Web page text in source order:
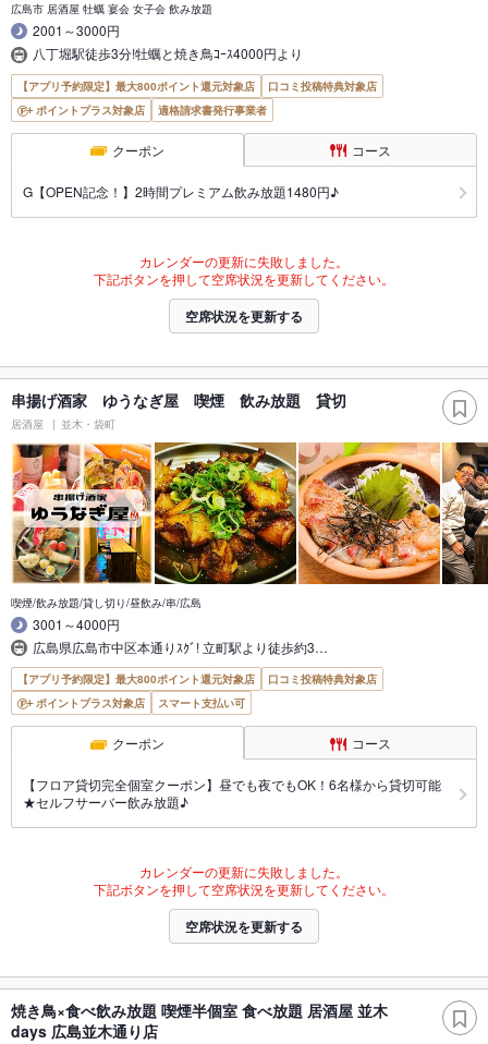
広島市 居酒屋 牡蠣 宴会 女子会 飲み放題
2001～3000円
八丁堀駅徒歩3分!牡蠣と焼き鳥ｺｰｽ4000円より
【アプリ予約限定】最大800ポイント還元対象店
口コミ投稿特典対象店
ポイントプラス対象店
適格請求書発行事業者
クーポン コース
G【OPEN記念！】2時間プレミアム飲み放題1480円♪
カレンダーの更新に失敗しました。
下記ボタンを押して空席状況を更新してください。
空席状況を更新する
串揚げ酒家 ゆうなぎ屋 喫煙 飲み放題 貸切
居酒屋 並木・袋町
喫煙/飲み放題/貸し切り/昼飲み/串/広島
3001～4000円
広島県広島市中区本通りｽｸﾞ! 立町駅より徒歩約3…
【アプリ予約限定】最大800ポイント還元対象店
口コミ投稿特典対象店
ポイントプラス対象店
スマート支払い可
クーポン コース
【フロア貸切完全個室クーポン】昼でも夜でもOK！6名様から貸切可能
★セルフサーバー飲み放題♪
カレンダーの更新に失敗しました。
下記ボタンを押して空席状況を更新してください。
空席状況を更新する
焼き鳥×食べ飲み放題 喫煙半個室 食べ放題 居酒屋 並木
days 広島並木通り店